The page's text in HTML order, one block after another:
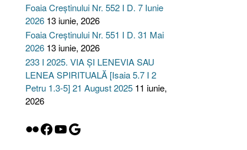
Foaia Creștinului Nr. 552 I D. 7 Iunie
2026 13 iunie, 2026
Foaia Creștinului Nr. 551 I D. 31 Mai
2026 13 iunie, 2026
233 I 2025. VIA ȘI LENEVIA SAU
LENEA SPIRITUALĂ [Isaia 5.7 I 2
Petru 1.3-5] 21 August 2025 11 iunie,
2026
Flickr
Facebook
YouTube
Google